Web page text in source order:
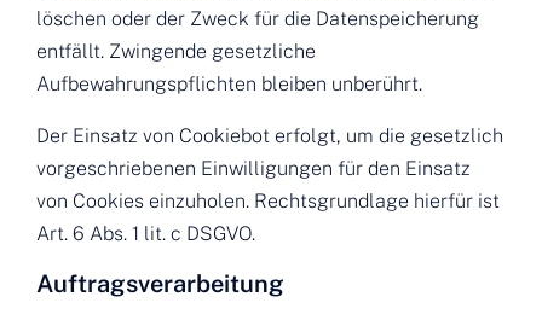
löschen oder der Zweck für die Datenspeicherung
entfällt. Zwingende gesetzliche
Aufbewahrungspflichten bleiben unberührt.
Der Einsatz von Cookiebot erfolgt, um die gesetzlich
vorgeschriebenen Einwilligungen für den Einsatz
von Cookies einzuholen. Rechtsgrundlage hierfür ist
Art. 6 Abs. 1 lit. c DSGVO.
Auftragsverarbeitung